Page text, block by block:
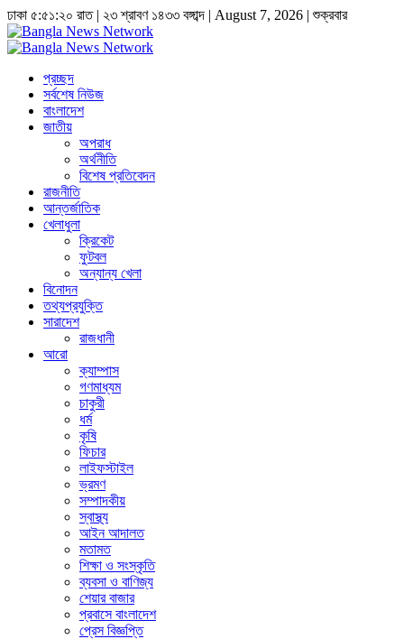
ঢাকা ৫:৫১:২১ রাত| ২৩ শ্রাবণ ১৪৩৩ বঙ্গাব্দ | August 7, 2026| শুক্রবার
প্রচ্ছদ
সর্বশেষ নিউজ
বাংলাদেশ
জাতীয়
অপরাধ
অর্থনীতি
বিশেষ প্রতিবেদন
রাজনীতি
আন্তর্জাতিক
খেলাধুলা
ক্রিকেট
ফুটবল
অন্যান্য খেলা
বিনোদন
তথ্যপ্রযুক্তি
সারাদেশ
রাজধানী
আরো
ক্যাম্পাস
গণমাধ্যম
চাকুরী
ধর্ম
কৃষি
ফিচার
লাইফস্টাইল
ভ্রমণ
সম্পাদকীয়
স্বাস্থ্য
আইন আদালত
মতামত
শিক্ষা ও সংস্কৃতি
ব্যবসা ও বাণিজ্য
শেয়ার বাজার
প্রবাসে বাংলাদেশ
প্রেস বিজ্ঞপ্তি